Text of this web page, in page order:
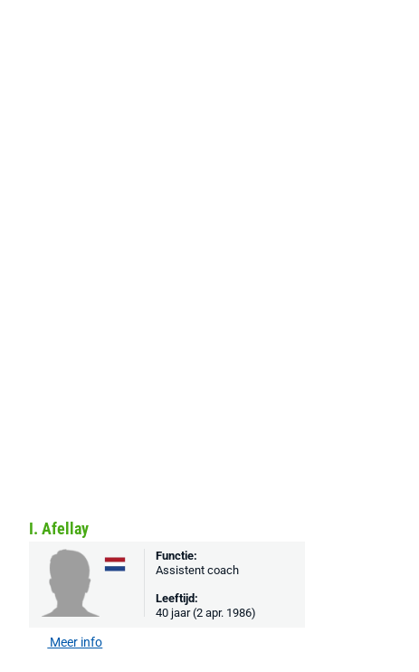
I. Afellay
Functie:
Assistent coach
Leeftijd:
40 jaar (2 apr. 1986)
Meer info